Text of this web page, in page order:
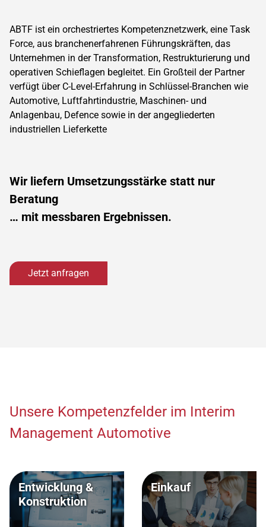
ABTF ist ein orchestriertes Kompetenznetzwerk, eine Task
Force, aus branchenerfahrenen Führungskräften, das
Unternehmen in der Transformation, Restrukturierung und
operativen Schieflagen begleitet. Ein Großteil der Partner
verfügt über C-Level-Erfahrung in Schlüssel-Branchen wie
Automotive, Luftfahrtindustrie, Maschinen- und
Anlagenbau, Defence sowie in der angegliederten
industriellen Lieferkette
Wir liefern Umsetzungsstärke statt nur
Beratung
… mit messbaren Ergebnissen.
Jetzt anfragen
Unsere Kompetenzfelder im Interim
Management Automotive
Entwicklung &
Konstruktion
Einkauf